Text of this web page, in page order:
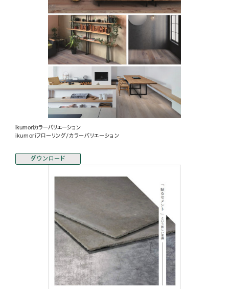
ikumoriカラーバリエーション
ikumoriフローリング/カラーバリエーション
ダウンロード